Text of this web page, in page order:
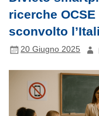
ricerche
sconvolto
20 Giugno 2025